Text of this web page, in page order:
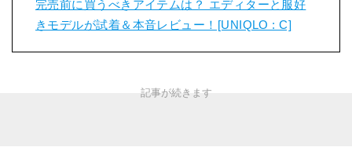
完売前に買うべきアイテムは？ エディターと服好
きモデルが試着＆本音レビュー！[UNIQLO : C]